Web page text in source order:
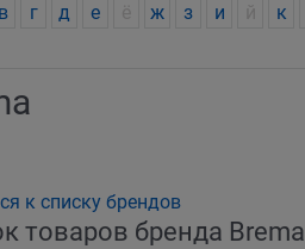
в г д е ж з и к
к списку брендов
товаров бренда Brema